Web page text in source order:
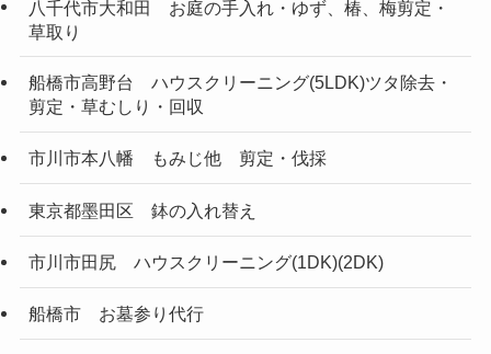
八千代市大和田 お庭の手入れ・ゆず、椿、梅剪定・
草取り
船橋市高野台 ハウスクリーニング(5LDK)ツタ除去・
剪定・草むしり・回収
市川市本八幡 もみじ他 剪定・伐採
東京都墨田区 鉢の入れ替え
市川市田尻 ハウスクリーニング(1DK)(2DK)
船橋市 お墓参り代行